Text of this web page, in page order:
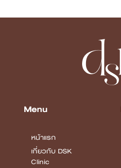
Menu
หน้าแรก
เกี่ยวกับ DSK
Clinic